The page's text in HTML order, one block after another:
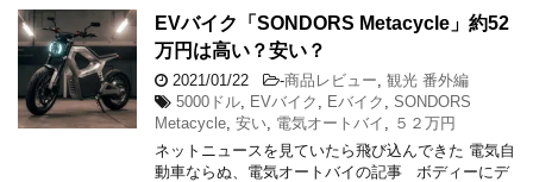
EVバイク「SONDORS Metacycle」約52
万円は高い？安い？
2021/01/22 -商品レビュー 観光 番外編
5000ドル EVバイク Eバイク
SONDORS
Metacycle 安い 電気オートバイ
５２万円
ネットニュースを見ていたら飛び込んできた 電気自
動車ならぬ、電気オートバイの記事 ボディーにデ